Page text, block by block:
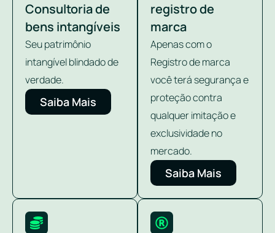
Consultoria de
bens intangíveis
Seu patrimônio
intangível blindado de
verdade.
Saiba Mais
registro de
marca
Apenas com o
Registro de marca
você terá segurança e
proteção contra
qualquer imitação e
exclusividade no
mercado.
Saiba Mais